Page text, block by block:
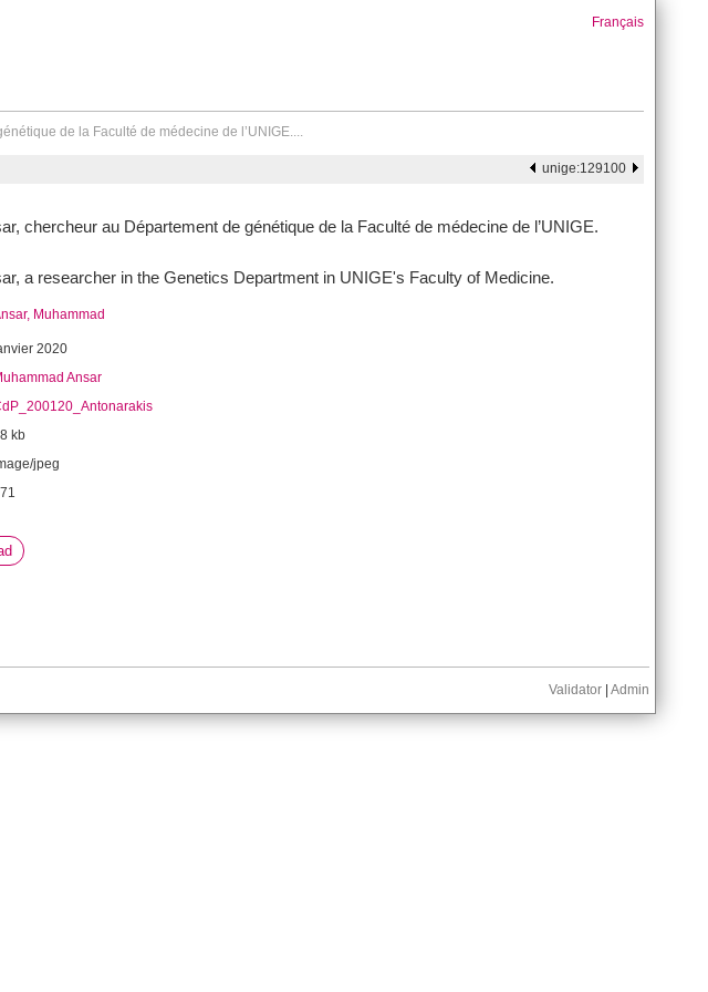
Français
de la Faculté de médecine de l’UNIGE....
unige:129100
chercheur au Département de génétique de la Faculté de médecine de l’UNIGE.
a researcher in the Genetics Department in UNIGE's Faculty of Medicine.
Muhammad
2020
Ansar
kb
jpeg
Validator Admin